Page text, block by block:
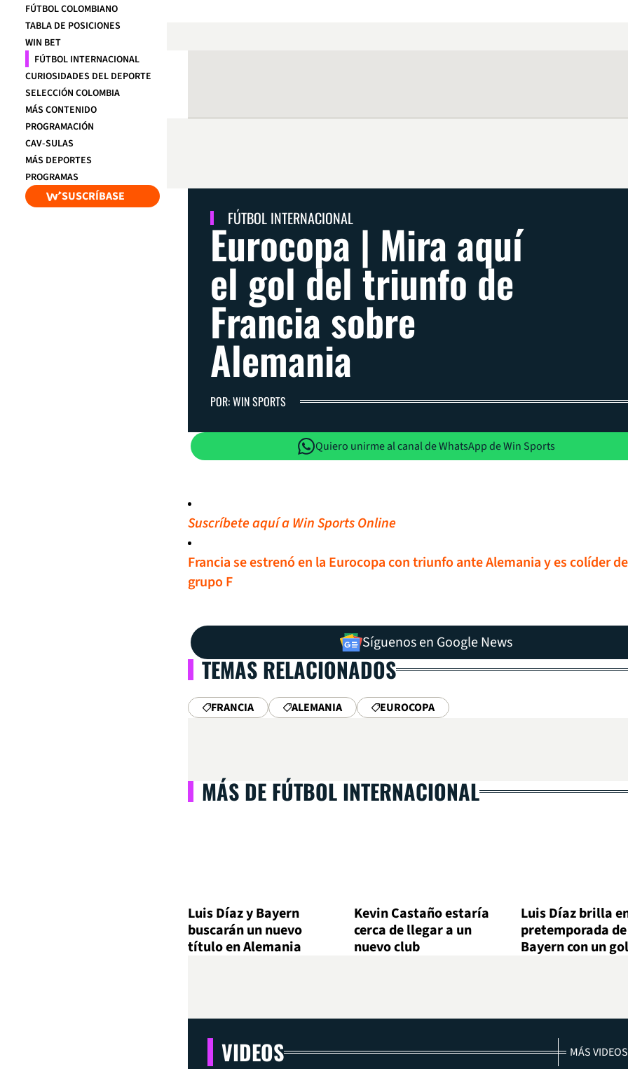
FÚTBOL COLOMBIANO
TABLA DE POSICIONES
WIN BET
FÚTBOL INTERNACIONAL
CURIOSIDADES DEL DEPORTE
SELECCIÓN COLOMBIA
MÁS CONTENIDO
PROGRAMACIÓN
CAV-SULAS
MÁS DEPORTES
PROGRAMAS
SUSCRÍBASE
FÚTBOL INTERNACIONAL
Eurocopa | Mira aquí
el gol del triunfo de
Francia sobre
Alemania
POR: WIN SPORTS
Quiero unirme al canal de WhatsApp de Win Sports
Suscríbete aquí a Win Sports Online
Francia se estrenó en la Eurocopa con triunfo ante Alemania y es colíder
grupo F
Síguenos en Google News
TEMAS RELACIONADOS
FRANCIA ALEMANIA EUROCOPA
MÁS DE FÚTBOL INTERNACIONAL
Luis Díaz y Bayern
buscarán un nuevo
título en Alemania
Kevin Castaño estaría
cerca de llegar a un
nuevo club
Luis Díaz brilla
pretemporada de
Bayern con un
VIDEOS MÁS VIDEOS